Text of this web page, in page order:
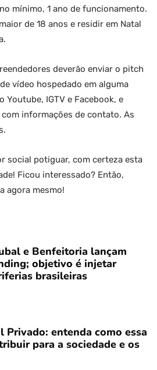
mínimo, 1 ano de funcionamento.
de 18 anos e residir em Natal
deverão enviar o pitch
vídeo hospedado em alguma
Youtube, IGTV e Facebook, e
informações de contato. As
social potiguar, com certeza esta
Ficou interessado? Então,
agora mesmo!
e Benfeitoria lançam
objetivo é injetar
brasileiras
Privado: entenda como essa
para a sociedade e os